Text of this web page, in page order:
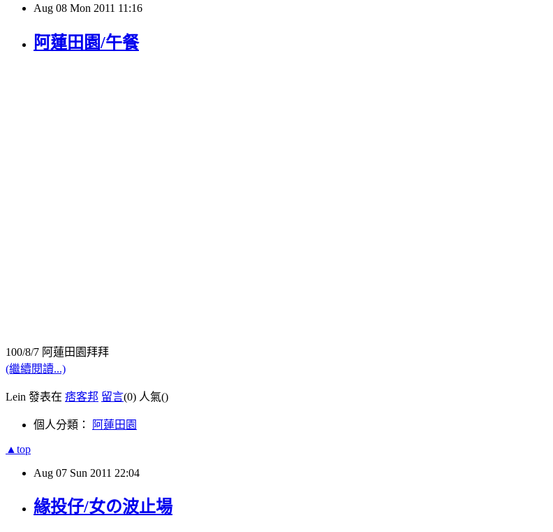
Aug 08 Mon 2011 11:16
阿蓮田園/午餐
100/8/7 阿蓮田園拜拜
(繼續閱讀...)
Lein 發表在 痞客邦 留言(0) 人氣()
個人分類： 阿蓮田園
▲top
Aug 07 Sun 2011 22:04
緣投仔/女の波止場